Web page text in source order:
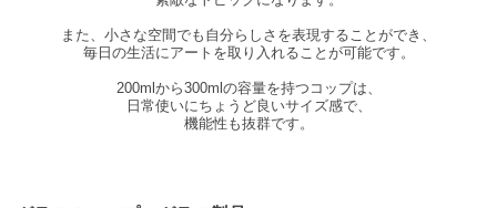
また、小さな空間でも自分らしさを表現することができ、
毎日の生活にアートを取り入れることが可能です。
200mlから300mlの容量を持つコップは、
日常使いにちょうど良いサイズ感で、
機能性も抜群です。